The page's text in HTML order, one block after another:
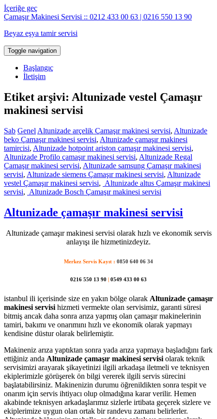
İçeriğe geç
Çamaşır Makinesi Servisi :: 0212 433 00 63 | 0216 550 13 90
Beyaz eşya tamir servisi
Toggle navigation
Başlangıç
İletişim
Etiket arşivi: Altunizade vestel Çamaşır
makinesi servisi
Sab Genel Altunizade arçelik Çamaşır makinesi servisi, Altunizade
beko Çamaşır makinesi servisi, Altunizade çamaşır makinesi
tamircisi, Altunizade hotpoint ariston çamaşır makinesi servisi,
Altunizade Profilo çamaşır makinesi servisi, Altunizade Regal
Çamaşır makinesi servisi, Altunizade samsung Çamaşır makinesi
servisi, Altunizade siemens Çamaşır makinesi servisi, Altunizade
vestel Çamaşır makinesi servisi, Altunizade altus Çamaşır makinesi
servisi, Altunizade Bosch Çamaşır makinesi servisi
Altunizade çamaşır makinesi servisi
Altunizade çamaşır makinesi servisi olarak hızlı ve ekonomik servis
anlayışı ile hizmetinizdeyiz.
Merkez Servis Kayıt : 0850 640 06 34
0216 550 13 90 | 0549 433 00 63
istanbul ili içerisinde size en yakın bölge olarak Altunizade çamaşır
makinesi servisi hizmeti vermekte olan servisimiz, garanti süresi
bitmiş ancak daha sonra arıza yapmış olan çamaşır makinelerinin
tamiri, bakımı ve onarımını hızlı ve ekonomik olarak yapmayı
kendisine düstur olarak belirlemiştir.
Makineniz arıza yaptıktan sonra yada arıza yapmaya başladığını fark
ettiğiniz anda Altunizade çamaşır makinesi servisi olarak teknik
servisimizi arayarak şikayetinizi ilgili arkadaşa iletmeli ve teknisyen
ekiplerimizle görüşerek ön bilgi vererek ilgili servis sürecini
başlatabilirsiniz. Makinenizin durumu öğrenildikten sonra tespit ve
onarım için servis ihtiyacı olup olmadığına karar verilir. Hemen
akabinde teknisyen arkadaşlarımız sizlerle irtibata geçerek sizlere ve
ekiplerimize uygun olan ortak bir randevu zamanı belirlerler.